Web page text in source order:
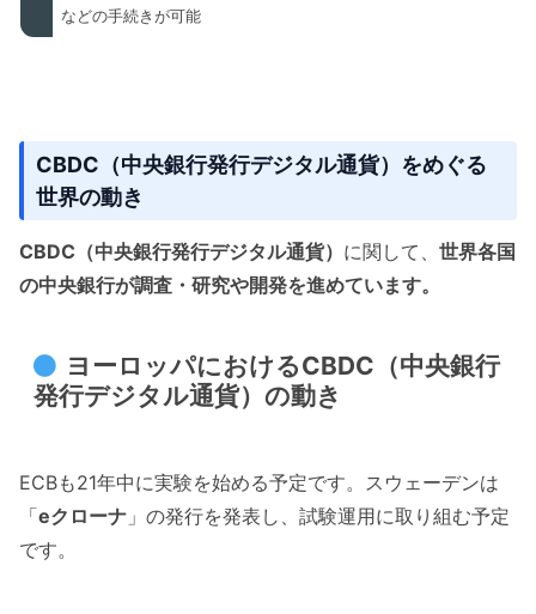
などの手続きが可能
CBDC（中央銀行発行デジタル通貨）をめぐる
世界の動き
CBDC（中央銀行発行デジタル通貨） に関して、 世界各国
の中央銀行が調査・研究や開発を進めています。
ヨーロッパにおけるCBDC（中央銀行
発行デジタル通貨）の動き
ECBも21年中に実験を始める予定です。スウェーデンは
「eクローナ 」の発行を発表し、試験運用に取り組む予定
です。